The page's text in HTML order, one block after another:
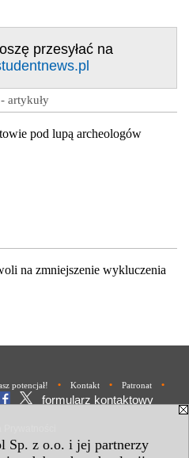
Sp. z o.o. i jej partnerzy
przesyłać na
artykuły
pod lupą archeologów
na zmniejszenie wykluczenia
potencjał! • Kontakt • Patronat •
formularz kontaktowy